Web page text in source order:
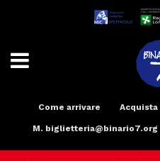
Come arrivare
M. biglietteria@binario7.org